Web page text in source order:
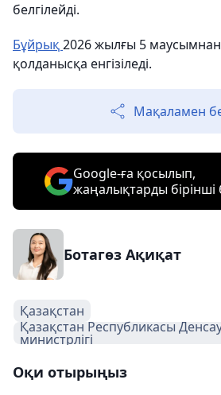
белгілейді.
Бұйрық2026 жылғы 5
қолданысқа енгізіледі.
Мақаламен
Google-ға қосылып,
жаңалықтарды
Ботагөз Ақиқат
Қазақстан
Қазақстан Республикасы
министрлігі
Оқи отырыңыз